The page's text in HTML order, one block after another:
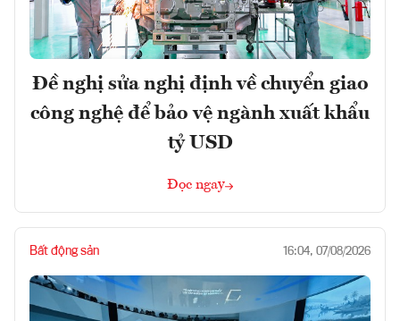
Đề nghị sửa nghị định về chuyển giao
công nghệ để bảo vệ ngành xuất khẩu
tỷ USD
Đọc ngay
Bất động sản 16:04, 07/08/2026